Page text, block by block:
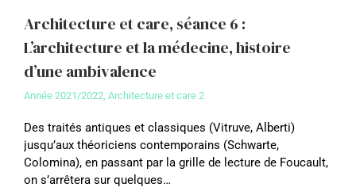
Architecture et care, séance 6 :
L’architecture et la médecine, histoire
d’une ambivalence
Année 2021/2022, Architecture et care 2
Des traités antiques et classiques (Vitruve, Alberti)
jusqu’aux théoriciens contemporains (Schwarte,
Colomina), en passant par la grille de lecture de Foucault,
on s’arrêtera sur quelques…